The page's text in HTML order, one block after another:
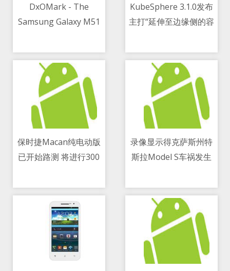
DxOMark - The
Samsung Galaxy M51
smartphone battery
life
KubeSphere 3.1.0发布
主打“延伸至边缘侧的容
保时捷Macan纯电动版
已开始路测 将进行300
录像显示得克萨斯州特
斯拉Model S车祸发生